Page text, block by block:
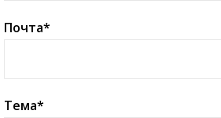
Почта*
Тема*